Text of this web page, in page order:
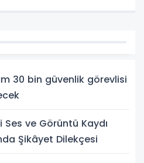
30 bin güvenlik görevlisi
Ses ve Görüntü Kaydı
Şikâyet Dilekçesi